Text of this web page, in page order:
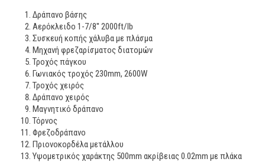
Δράπανο βάσης
Αερόκλειδο 1-7/8'' 2000ft/lb
Συσκευή κοπής χάλυβα με πλάσμα
Μηχανή φρεζαρίσματος διατομών
Τροχός πάγκου
Γωνιακός τροχός 230mm, 2600W
Τροχός χειρός
Δράπανο χειρός
Μαγνητικό δράπανο
Τόρνος
Φρεζοδράπανο
Πριονοκορδέλα μετάλλου
Υψομετρικός χαράκτης 500mm ακρίβειας 0.02mm με πλάκα